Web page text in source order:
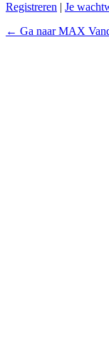
Registreren | Je
← Ga naar MAX